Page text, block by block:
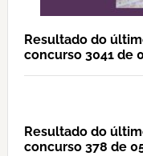
Resultado do
concurso 3041
Resultado do
concurso 378 de